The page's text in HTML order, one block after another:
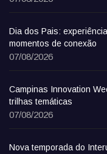
Dia dos Pais:
momentos de conexão
07/08/2026
Campinas Innovation
trilhas temáticas
07/08/2026
Nova temporada do